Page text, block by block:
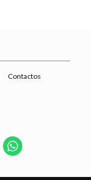
Contactos
W
h